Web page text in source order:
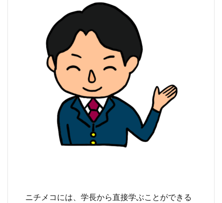
ニチメコには、学長から直接学ぶことができる